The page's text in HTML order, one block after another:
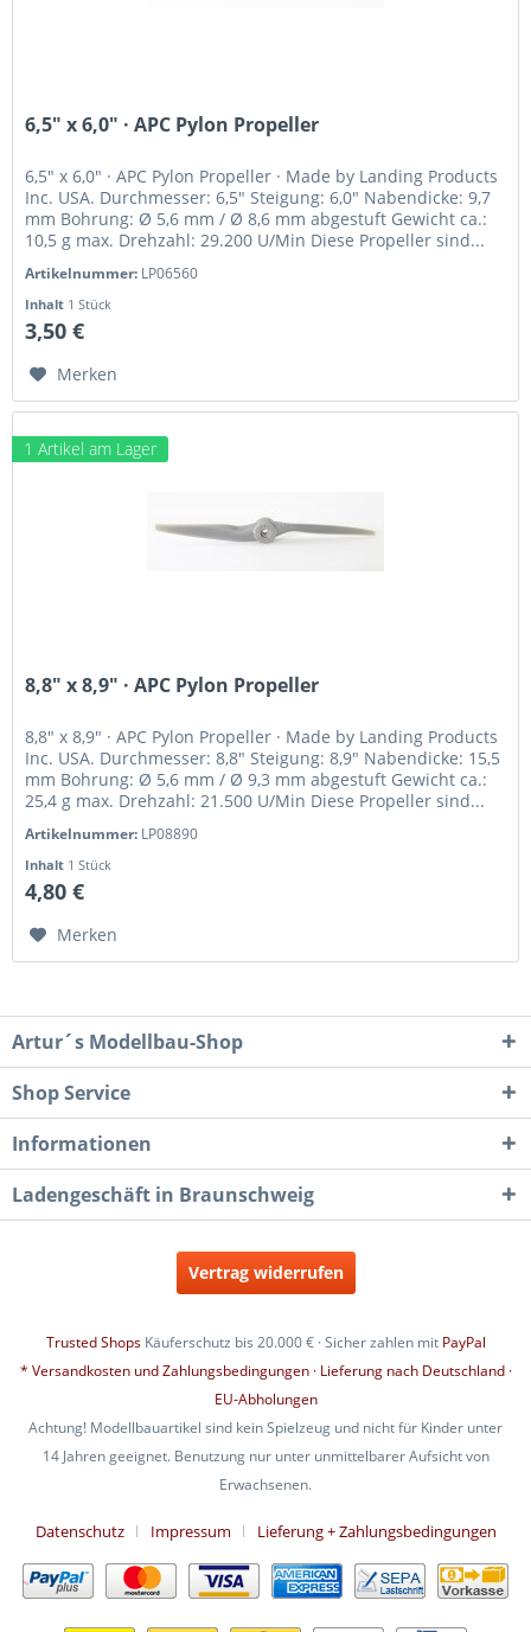
6,5" x 6,0" · APC Pylon Propeller
6,5" x 6,0" · APC Pylon Propeller · Made by Landing Products
Inc. USA. Durchmesser: 6,5" Steigung: 6,0" Nabendicke: 9,7
mm Bohrung: Ø 5,6 mm / Ø 8,6 mm abgestuft Gewicht ca.:
10,5 g max. Drehzahl: 29.200 U/Min Diese Propeller sind...
Artikelnummer: LP06560
Inhalt 1 Stück
3,50 €
Merken
1 Artikel am Lager
8,8" x 8,9" · APC Pylon Propeller
8,8" x 8,9" · APC Pylon Propeller · Made by Landing Products
Inc. USA. Durchmesser: 8,8" Steigung: 8,9" Nabendicke: 15,5
mm Bohrung: Ø 5,6 mm / Ø 9,3 mm abgestuft Gewicht ca.:
25,4 g max. Drehzahl: 21.500 U/Min Diese Propeller sind...
Artikelnummer: LP08890
Inhalt 1 Stück
4,80 €
Merken
Artur´s Modellbau-Shop
Shop Service
Informationen
Ladengeschäft in Braunschweig
Vertrag widerrufen
Trusted ShopsKäuferschutz bis 20.000 € · Sicher zahlen mit PayPal
* Versandkosten und Zahlungsbedingungen · Lieferung nach Deutschland ·
EU-Abholungen
Achtung! Modellbauartikel sind kein Spielzeug und nicht für Kinder unter
14 Jahren geeignet. Benutzung nur unter unmittelbarer Aufsicht von
Erwachsenen.
Datenschutz Impressum Lieferung + Zahlungsbedingungen